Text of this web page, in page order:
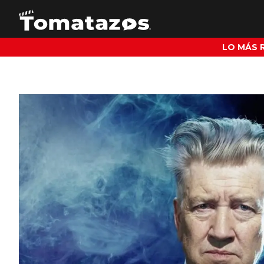
LO MÁS